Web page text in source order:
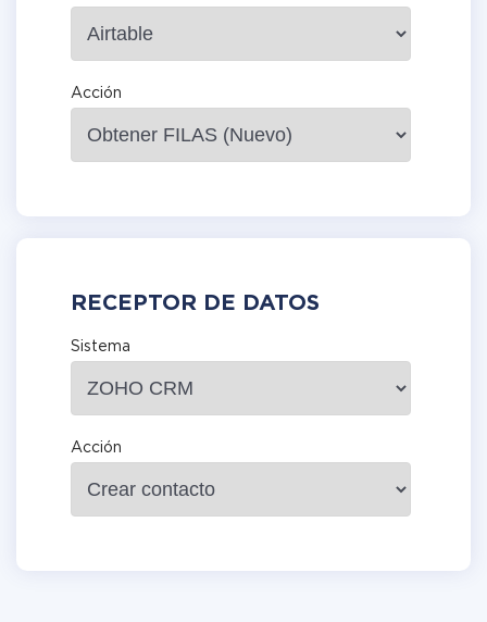
Acción
RECEPTOR DE DATOS
Sistema
Acción